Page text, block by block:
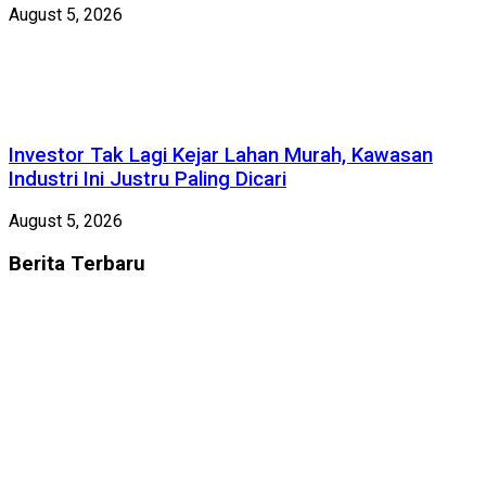
August 5, 2026
Investor Tak Lagi Kejar Lahan Murah, Kawasan
Industri Ini Justru Paling Dicari
August 5, 2026
Berita Terbaru